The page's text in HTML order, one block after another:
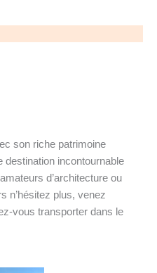
son riche patrimoine
destination incontournable
d’architecture ou
n’hésitez plus, venez
vous transporter dans le